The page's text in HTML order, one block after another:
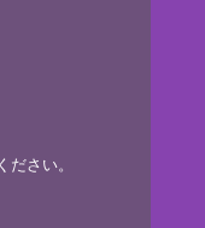
さい。